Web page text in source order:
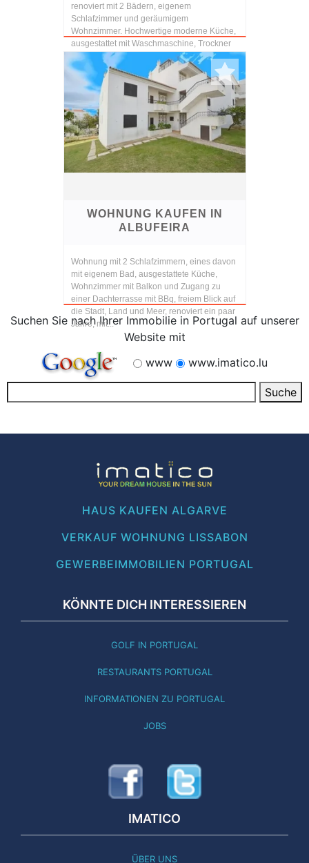
renoviert mit 2 Bädern, eigenem
Schlafzimmer und geräumigem
Wohnzimmer. Hochwertige moderne Küche,
ausgestattet mit Waschmaschine, Trockner
und Geschirrspüler. Die Wohnung verfügt
üb...
WOHNUNG KAUFEN IN
ALBUFEIRA
Wohnung mit 2 Schlafzimmern, eines davon
mit eigenem Bad, ausgestattete Küche,
Wohnzimmer mit Balkon und Zugang zu
einer Dachterrasse mit BBq, freiem Blick auf
die Stadt, Land und Meer, renoviert ein paar
Jahre, mit...
Suchen Sie nach Ihrer Immobilie in Portugal auf unserer
Website mit
www
www.imatico.lu
HAUS KAUFEN ALGARVE
VERKAUF WOHNUNG LISSABON
GEWERBEIMMOBILIEN PORTUGAL
KÖNNTE DICH INTERESSIEREN
GOLF IN PORTUGAL
RESTAURANTS PORTUGAL
INFORMATIONEN ZU PORTUGAL
JOBS
IMATICO
ÜBER UNS